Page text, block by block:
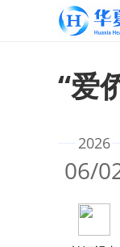
“爱
2026
06/